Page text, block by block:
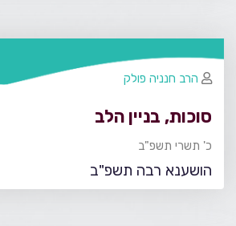
סוכות, בניין הלב
כ' תשרי תשפ"ב
הושענא רבה תשפ"ב
הרב חנניה פולק